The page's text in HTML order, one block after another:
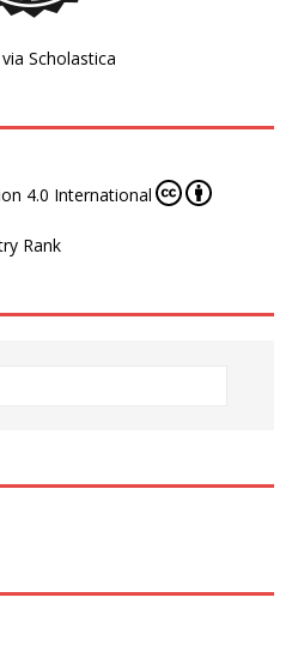
Scholastica
4.0 International